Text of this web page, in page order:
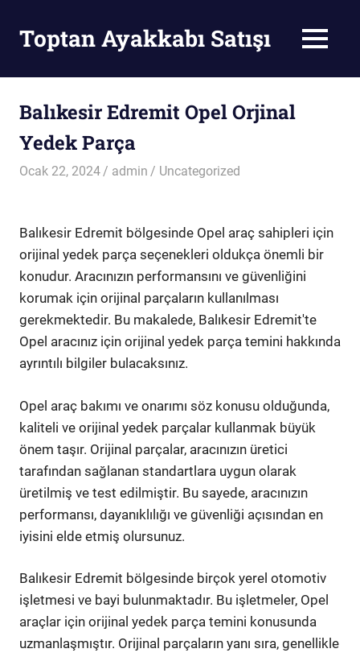
contentToptan Ayakkabı Satışı
Satışı
MENU
Balıkesir Edremit Opel Orjinal
Yedek Parça
Ocak 22, 2024 admin Uncategorized
Balıkesir Edremit bölgesinde Opel araç sahipleri için
orijinal yedek parça seçenekleri oldukça önemli bir
konudur. Aracınızın performansını ve güvenliğini
korumak için orijinal parçaların kullanılması
gerekmektedir. Bu makalede, Balıkesir Edremit'te
Opel aracınız için orijinal yedek parça temini hakkında
ayrıntılı bilgiler bulacaksınız.
Opel araç bakımı ve onarımı söz konusu olduğunda,
kaliteli ve orijinal yedek parçalar kullanmak büyük
önem taşır. Orijinal parçalar, aracınızın üretici
tarafından sağlanan standartlara uygun olarak
üretilmiş ve test edilmiştir. Bu sayede, aracınızın
performansı, dayanıklılığı ve güvenliği açısından en
iyisini elde etmiş olursunuz.
Balıkesir Edremit bölgesinde birçok yerel otomotiv
işletmesi ve bayi bulunmaktadır. Bu işletmeler, Opel
araçlar için orijinal yedek parça temini konusunda
uzmanlaşmıştır. Orijinal parçaların yanı sıra, genellikle